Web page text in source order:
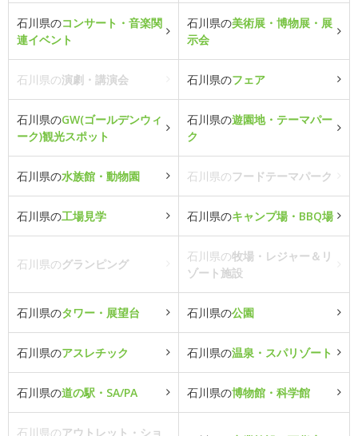
石川県のコンサート・音楽関
連イベント
石川県の美術展・博物展・展
示会
石川県の演劇・講演会 石川県のフェア
石川県のGW(ゴールデンウィ
ーク)観光スポット
石川県の遊園地・テーマパー
ク
石川県の水族館・動物園 石川県のフードテーマパーク
石川県の工場見学 石川県のキャンプ場・BBQ場
石川県のグランピング
石川県の牧場・レジャー＆リ
ゾート施設
石川県のタワー・展望台 石川県の公園
石川県のアスレチック 石川県の温泉・スパリゾート
石川県の道の駅・SA/PA 石川県の博物館・科学館
石川県のアウトレット・ショ